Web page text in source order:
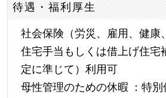
待遇・福利厚生
社会保険（労災、雇用、健康
住宅手当もしくは借上げ住宅
定に準じて）利用可
母性管理のための休暇 ：特別